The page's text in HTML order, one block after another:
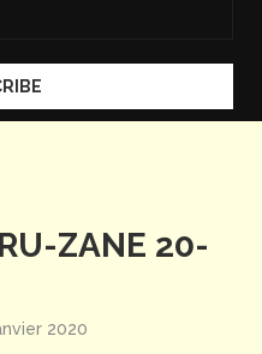
ZANE 20-
2020